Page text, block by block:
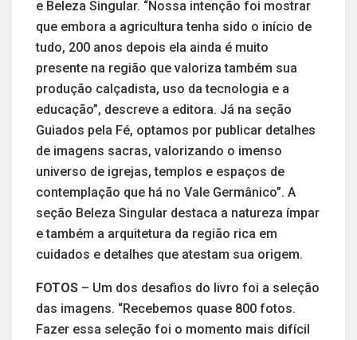
e Beleza Singular. “Nossa intenção foi mostrar
que embora a agricultura tenha sido o início de
tudo, 200 anos depois ela ainda é muito
presente na região que valoriza também sua
produção calçadista, uso da tecnologia e a
educação”, descreve a editora. Já na seção
Guiados pela Fé, optamos por publicar detalhes
de imagens sacras, valorizando o imenso
universo de igrejas, templos e espaços de
contemplação que há no Vale Germânico”. A
seção Beleza Singular destaca a natureza ímpar
e também a arquitetura da região rica em
cuidados e detalhes que atestam sua origem.
FOTOS – Um dos desafios do livro foi a seleção
das imagens. “Recebemos quase 800 fotos.
Fazer essa seleção foi o momento mais difícil